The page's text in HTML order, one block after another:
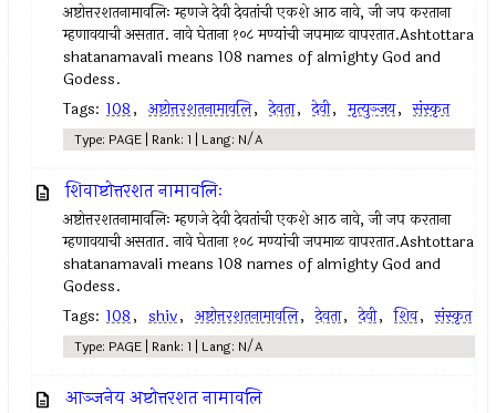
अष्टोत्तरशतनामावलिः म्हणजे देवी देवतांची एकशे आठ नावे, जी जप करताना
म्हणावयाची असतात. नावे घेताना १०८ मण्यांची जपमाळ वापरतात.Ashtottara
shatanamavali means 108 names of almighty God and
Godess.
Tags: 108, अष्टोत्तरशतनामावलि, देवता, देवी, मृत्युञ्जय, संस्कृत
Type: PAGE | Rank: 1 | Lang: N/A
शिवाष्टोत्तरशत नामावलिः
अष्टोत्तरशतनामावलिः म्हणजे देवी देवतांची एकशे आठ नावे, जी जप करताना
म्हणावयाची असतात. नावे घेताना १०८ मण्यांची जपमाळ वापरतात.Ashtottara
shatanamavali means 108 names of almighty God and
Godess.
Tags: 108, shiv, अष्टोत्तरशतनामावलि, देवता, देवी, शिव, संस्कृत
Type: PAGE | Rank: 1 | Lang: N/A
आञ्जनेय अष्टोत्तरशत नामावलि